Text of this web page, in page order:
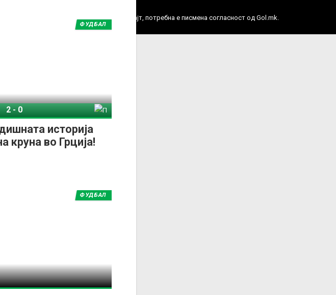
историја
круна во Грција!
ФУДБАЛ
2-0
ФУДБАЛ
фотографии или податоци од овој веб сајт, потребна е писмена согласност од Gol.mk.